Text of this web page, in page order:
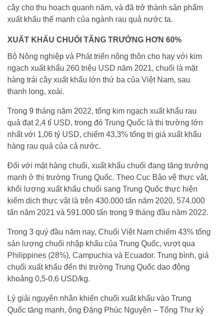
cây cho thu hoạch quanh năm, và đã trở thành sản phẩm
xuất khẩu thế mạnh của ngành rau quả nước ta.
XUẤT KHẨU CHUỐI TĂNG TRƯỞNG HƠN 60%
Bộ Nông nghiệp và Phát triển nông thôn cho hay với kim
ngạch xuất khẩu 260 triệu USD năm 2021, chuối là mặt
hàng trái cây xuất khẩu lớn thứ ba của Việt Nam, sau
thanh long, xoài.
Trong 9 tháng năm 2022, tổng kim ngạch xuất khẩu rau
quả đạt 2,4 tỉ USD, trong đó Trung Quốc là thị trường lớn
nhất với 1,06 tỷ USD, chiếm 43,3% tổng trị giá xuất khẩu
hàng rau quả của cả nước.
Đối với mặt hàng chuối, xuất khẩu chuối đang tăng trưởng
mạnh ở thị trường Trung Quốc. Theo Cục Bảo vệ thực vật,
khối lượng xuất khẩu chuối sang Trung Quốc thực hiện
kiểm dịch thực vật là trên 430.000 tấn năm 2020, 574.000
tấn năm 2021 và 591.000 tấn trong 9 tháng đầu năm 2022.
Trong 3 quý đầu năm nay, Chuối Việt Nam chiếm 43% tổng
sản lượng chuối nhập khẩu của Trung Quốc, vượt qua
Philippines (28%), Campuchia và Ecuador. Trung bình, giá
chuối xuất khẩu đến thị trường Trung Quốc dao động
khoảng 0,5-0,6 USD/kg.
Lý giải nguyên nhân khiến chuối xuất khẩu vào Trung
Quốc tăng mạnh, ông Đặng Phúc Nguyên – Tổng Thư ký